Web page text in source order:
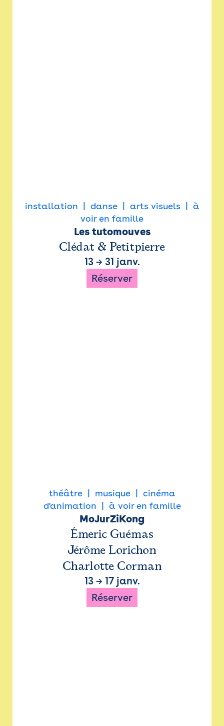
installation danse arts visuels
à
voir en famille
Les tutomouves
Clédat & Petitpierre
13→ 31 janv.
Réserver
théâtre musique
cinéma
d'animation
à voir en famille
MoJurZiKong
Émeric Guémas
Jérôme Lorichon
Charlotte Corman
13→ 17 janv.
Réserver